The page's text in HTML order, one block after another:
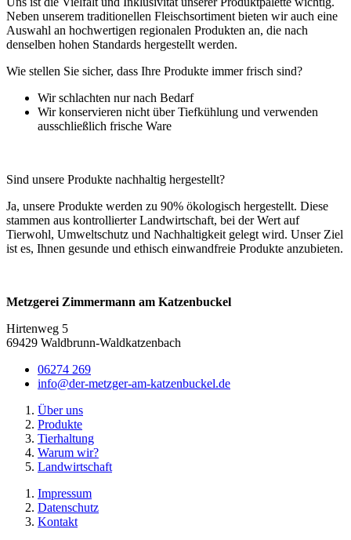
Neben unserem traditionellen Fleischsortiment bieten wir auch eine
Auswahl an hochwertigen regionalen Produkten an, die nach
denselben hohen Standards hergestellt werden.
Wie stellen Sie sicher, dass Ihre Produkte immer frisch sind?
Wir schlachten nur nach Bedarf
Wir konservieren nicht über Tiefkühlung und verwenden
ausschließlich frische Ware
Sind unsere Produkte nachhaltig hergestellt?
Ja, unsere Produkte werden zu 90% ökologisch hergestellt. Diese
stammen aus kontrollierter Landwirtschaft, bei der Wert auf
Tierwohl, Umweltschutz und Nachhaltigkeit gelegt wird. Unser Ziel
ist es, Ihnen gesunde und ethisch einwandfreie Produkte anzubieten.
Metzgerei Zimmermann am Katzenbuckel
Hirtenweg 5
69429 Waldbrunn-Waldkatzenbach
06274 269
info@der-metzger-am-katzenbuckel.de
Über uns
Produkte
Tierhaltung
Warum wir?
Landwirtschaft
Impressum
Datenschutz
Kontakt